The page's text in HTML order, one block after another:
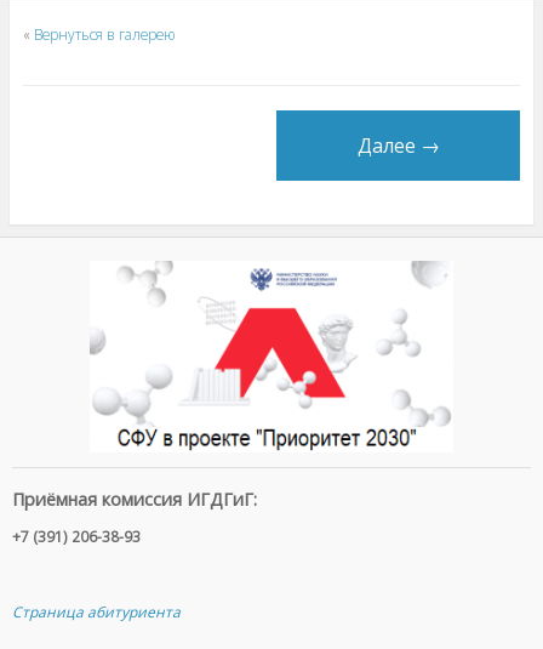
« Вернуться в галерею
Далее →
Приёмная комиссия ИГДГиГ:
+7 (391) 206-38-93
Страница абитуриента